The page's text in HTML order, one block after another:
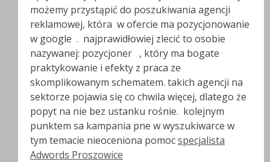
możemy przystąpić do poszukiwania agencji
reklamowej, która w ofercie ma pozycjonowanie
w google . najprawidłowiej zlecić to osobie
nazywanej: pozycjoner , który ma bogate
praktykowanie i efekty z praca ze
skomplikowanym schematem. takich agencji na
sektorze pojawia się co chwila więcej, dlatego że
popyt na nie bez ustanku rośnie. kolejnym
punktem sa kampania pne w wyszukiwarce w
tym temacie nieoceniona pomocspecjalista
Adwords Proszowice